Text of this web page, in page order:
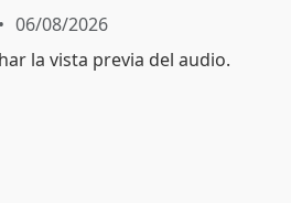
06/08/2026